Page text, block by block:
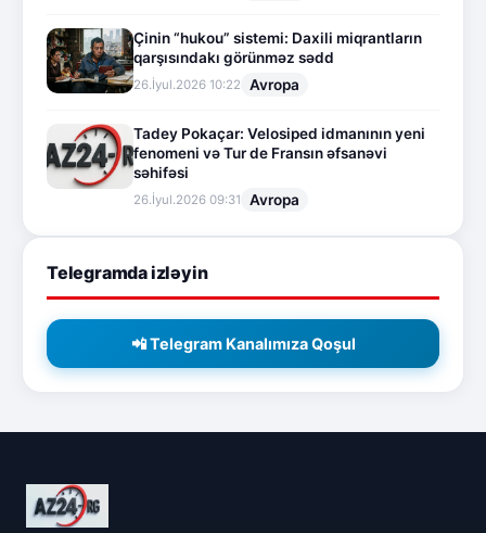
Çinin “hukou” sistemi: Daxili miqrantların
qarşısındakı görünməz sədd
26.İyul.2026 10:22 Avropa
Tadey Pokaçar: Velosiped idmanının yeni
fenomeni və Tur de Fransın əfsanəvi
səhifəsi
26.İyul.2026 09:31 Avropa
Telegramda izləyin
📲 Telegram Kanalımıza Qoşul